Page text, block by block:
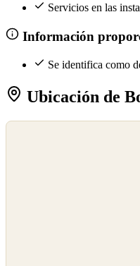
Servicios en las
Información
Se identifica como
Ubicación de